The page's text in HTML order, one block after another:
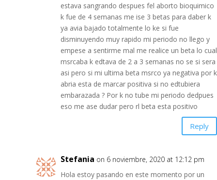
estava sangrando despues fel aborto bioquimico
k fue de 4 semanas me ise 3 betas para daber k
ya avia bajado totalmente lo ke si fue
disminuyendo muy rapido mi periodo no llego y
empese a sentirme mal me realice un beta lo cual
msrcaba k edtava de 2 a 3 semanas no se si sera
asi pero si mi ultima beta msrco ya negativa por k
abria esta de marcar positiva si no edtubiera
embarazada ? Por k no tube mi periodo dedpues
eso me ase dudar pero rl beta esta positivo
Reply
Stefania on 6 noviembre, 2020 at 12:12 pm
Hola estoy pasando en este momento por un